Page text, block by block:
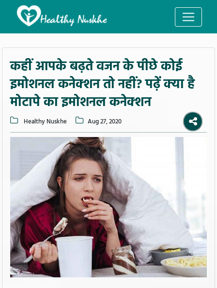
कहीं आपके बढ़ते वजन के पीछे कोई
इमोशनल कनेक्शन तो नहीं? पढ़ें क्या है
मोटापे का इमोशनल कनेक्शन
Healthy Nuskhe Aug 27, 2020